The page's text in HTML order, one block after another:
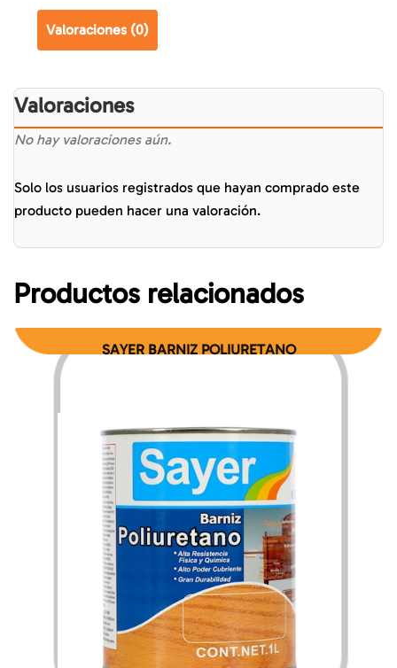
Valoraciones (0)
Valoraciones
No hay valoraciones aún.
Solo los usuarios registrados que hayan comprado este
producto pueden hacer una valoración.
Productos relacionados
SAYER BARNIZ POLIURETANO